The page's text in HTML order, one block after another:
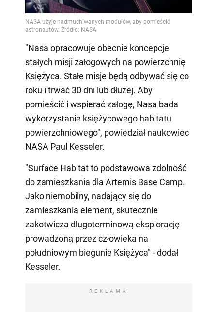
Video
"Nasa opracowuje obecnie koncepcje
stałych misji załogowych na powierzchnię
Księżyca. Stałe misje będą odbywać się co
roku i trwać 30 dni lub dłużej. Aby
pomieścić i wspierać załogę, Nasa bada
wykorzystanie księżycowego habitatu
powierzchniowego", powiedział naukowiec
NASA Paul Kesseler.
"Surface Habitat to podstawowa zdolność
do zamieszkania dla Artemis Base Camp.
Jako niemobilny, nadający się do
zamieszkania element, skutecznie
zakotwicza długoterminową eksplorację
prowadzoną przez człowieka na
południowym biegunie Księżyca" - dodał
Kesseler.
REKLAMA